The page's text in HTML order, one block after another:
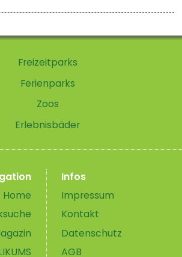
Freizeitparks
Ferienparks
Zoos
Erlebnisbäder
Home
Infos
Impressum
Kontakt
Datenschutz
AGB